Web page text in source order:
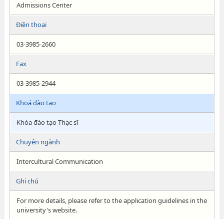
Admissions Center
Điện thoại
03-3985-2660
Fax
03-3985-2944
Khoá đào tạo
Khóa đào tạo Thạc sĩ
Chuyên ngành
Intercultural Communication
Ghi chú
For more details, please refer to the application guidelines in the
university's website.